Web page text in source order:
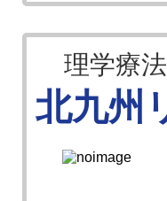
理学療
北九州